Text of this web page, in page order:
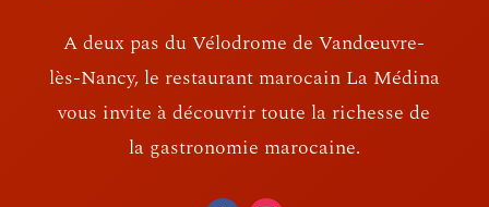
A deux pas du Vélodrome de Vandœuvre-
lès-Nancy, le restaurant marocain La Médina
vous invite à découvrir toute la richesse de
la gastronomie marocaine.